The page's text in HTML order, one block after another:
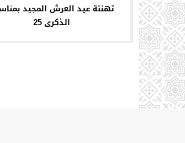
تهنئة عيد العرش المجيد
الذكرى 25